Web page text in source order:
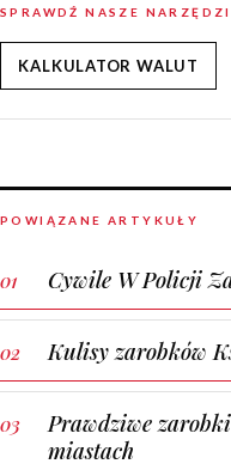
SPRAWDŹ NASZE
KALKULATOR WALUT
POWIĄZANE ARTYKUŁY
Cywile W Policji
Kulisy zarobków
Prawdziwe
miastach